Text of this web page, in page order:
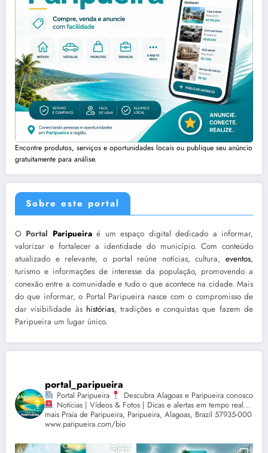
Encontre produtos, serviços e oportunidades locais ou publique seu anúncio
gratuitamente para análise.
Sobre este portal
O Portal Paripueiraé um espaço digital dedicado a informar,
valorizar e fortalecer a identidade do município. Com conteúdo
atualizado e relevante, o portal reúne notícias, cultura, eventos,
turismo e informações de interesse da população, promovendo a
conexão entre a comunidade e tudo o que acontece na cidade. Mais
do que informar, o Portal Paripueira nasce com o compromisso de
dar visibilidade às histórias, tradições e conquistas que fazem de
Paripueira um lugar único.
portal_paripueira
Portal Paripueira
Descubra Alagoas e Paripueira conosco
Notícias | Vídeos & Fotos | Dicas e alertas em tempo real...
mais Praia de Paripueira, Paripueira, Alagoas, Brazil 57935-000
www.paripueira.com/bio